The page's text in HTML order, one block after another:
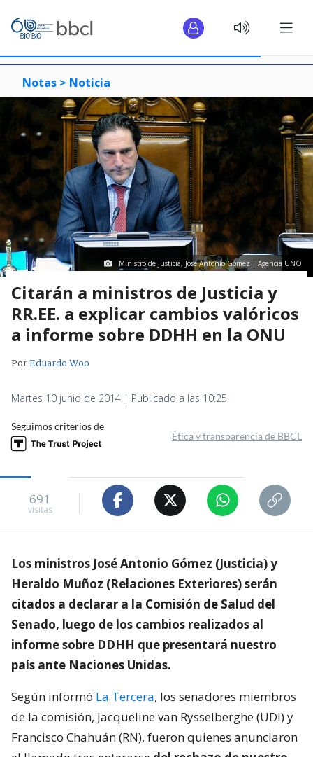
Notas > Noticia
Ministro de Justicia, José Antonio Gómez | Agencia UNO
Citarán a ministros de Justicia y
RR.EE. a explicar cambios valóricos
a informe sobre DDHH en la ONU
PorEduardo Woo
Martes 10 junio de 2014 | Publicado a las 10:25
Seguimos criterios de
Ética y transparencia de BBCL
691
visitas
Los ministros José Antonio Gómez (Justicia) y
Heraldo Muñoz (Relaciones Exteriores) serán
citados a declarar a la Comisión de Salud del
Senado, luego de los cambios realizados al
informe sobre DDHH que presentará nuestro
país ante Naciones Unidas.
Según informó La Tercera, los senadores miembros
de la comisión, Jacqueline van Rysselberghe (UDI) y
Francisco Chahuán (RN), fueron quienes anunciaron